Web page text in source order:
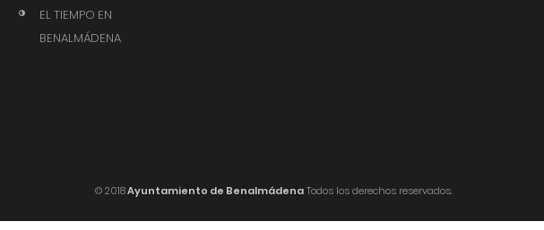
EL TIEMPO EN
BENALMÁDENA
© 2018Ayuntamiento de BenalmádenaTodos los derechos reservados.